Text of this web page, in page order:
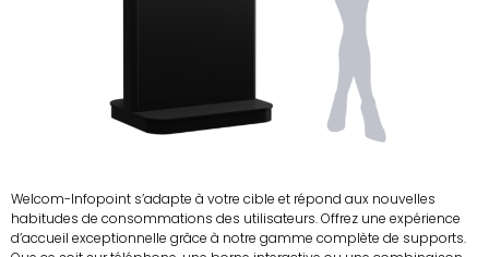
Welcom-Infopoint s’adapte à votre cible et répond aux nouvelles
habitudes de consommations des utilisateurs. Offrez une expérience
d’accueil exceptionnelle grâce à notre gamme complète de supports.